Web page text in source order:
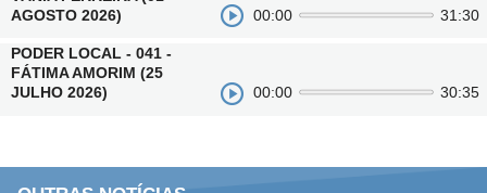
AGOSTO 2026)
00:00 31:30
PODER LOCAL - 041 -
FÁTIMA AMORIM (25
JULHO 2026)
00:00 30:35